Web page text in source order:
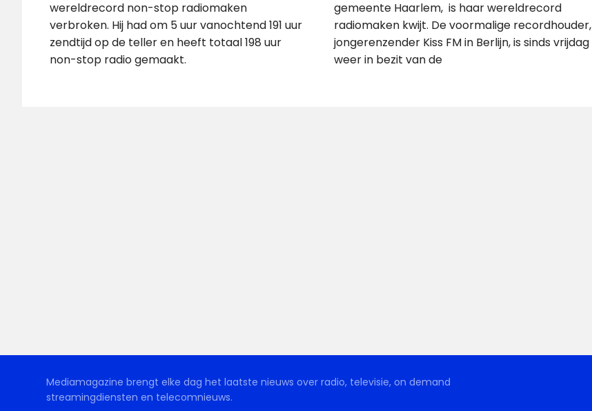
wereldrecord non-stop radiomaken
verbroken. Hij had om 5 uur vanochtend 191 uur
zendtijd op de teller en heeft totaal 198 uur
non-stop radio gemaakt.
gemeente Haarlem, is haar wereldrecord
radiomaken kwijt. De voormalige recordhouder,
jongerenzender Kiss FM in Berlijn, is sinds vrijdag
weer in bezit van de
Mediamagazine brengt elke dag het laatste nieuws over radio, televisie, on demand
streamingdiensten en telecomnieuws.